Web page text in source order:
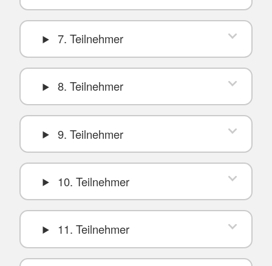
7. Teilnehmer
8. Teilnehmer
9. Teilnehmer
10. Teilnehmer
11. Teilnehmer